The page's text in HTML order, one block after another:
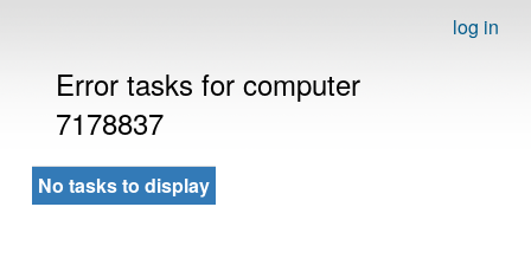
log in
Error tasks for computer
7178837
No tasks to display